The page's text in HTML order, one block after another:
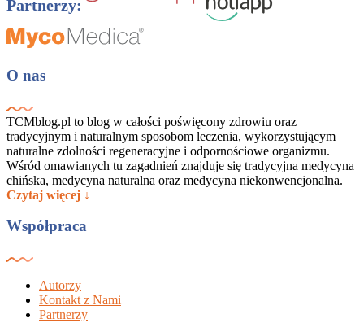
Partnerzy:
O nas
TCMblog.pl to blog w całości poświęcony zdrowiu oraz
tradycyjnym i naturalnym sposobom leczenia, wykorzystującym
naturalne zdolności regeneracyjne i odpornościowe organizmu.
Wśród omawianych tu zagadnień znajduje się tradycyjna medycyna
chińska, medycyna naturalna oraz medycyna niekonwencjonalna.
Czytaj więcej ↓
Współpraca
Autorzy
Kontakt z Nami
Partnerzy